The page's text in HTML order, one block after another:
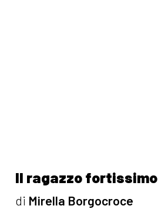
Il ragazzo fortissimo
di Mirella Borgocroce